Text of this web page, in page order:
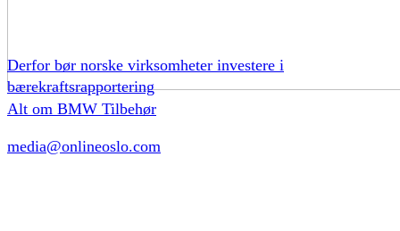
Derfor bør norske virksomheter investere i
bærekraftsrapportering
Alt om BMW Tilbehør
media@onlineoslo.com